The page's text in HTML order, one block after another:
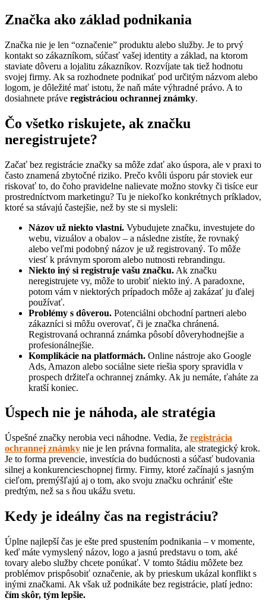
Značka ako základ podnikania
Značka nie je len “označenie” produktu alebo služby. Je to prvý
kontakt so zákazníkom, súčasť vašej identity a základ, na ktorom
staviate dôveru a lojalitu zákazníkov. Rozvíjate tak tiež hodnotu
svojej firmy. Ak sa rozhodnete podnikať pod určitým názvom alebo
logom, je dôležité mať istotu, že naň máte výhradné právo. A to
dosiahnete práve registráciou ochrannej známky.
Čo všetko riskujete, ak značku
neregistrujete?
Začať bez registrácie značky sa môže zdať ako úspora, ale v praxi to
často znamená zbytočné riziko. Prečo kvôli úsporu pár stoviek eur
riskovať to, do čoho pravidelne nalievate možno stovky či tisíce eur
prostredníctvom marketingu? Tu je niekoľko konkrétnych príkladov,
ktoré sa stávajú častejšie, než by ste si mysleli:
Názov už niekto vlastní. Vybudujete značku, investujete do
webu, vizuálov a obalov – a následne zistíte, že rovnaký
alebo veľmi podobný názov je už registrovaný. To môže
viesť k právnym sporom alebo nutnosti rebrandingu.
Niekto iný si registruje vašu značku. Ak značku
neregistrujete vy, môže to urobiť niekto iný. A paradoxne,
potom vám v niektorých prípadoch môže aj zakázať ju ďalej
používať.
Problémy s dôverou. Potenciálni obchodní partneri alebo
zákazníci si môžu overovať, či je značka chránená.
Registrovaná ochranná známka pôsobí dôveryhodnejšie a
profesionálnejšie.
Komplikácie na platformách. Online nástroje ako Google
Ads, Amazon alebo sociálne siete riešia spory spravidla v
prospech držiteľa ochrannej známky. Ak ju nemáte, ťaháte za
kratší koniec.
Úspech nie je náhoda, ale stratégia
Úspešné značky nerobia veci náhodne. Vedia, že registrácia
ochrannej známky nie je len právna formalita, ale strategický krok.
Je to forma prevencie, investícia do budúcnosti a súčasť budovania
silnej a konkurencieschopnej firmy. Firmy, ktoré začínajú s jasným
cieľom, premýšľajú aj o tom, ako svoju značku ochrániť ešte
predtým, než sa s ňou ukážu svetu.
Kedy je ideálny čas na registráciu?
Úplne najlepší čas je ešte pred spustením podnikania – v momente,
keď máte vymyslený názov, logo a jasnú predstavu o tom, aké
tovary alebo služby chcete ponúkať. V tomto štádiu môžete bez
problémov prispôsobiť označenie, ak by prieskum ukázal konflikt s
inými značkami. Ak však už podnikáte bez registrácie, platí jedno:
čím skôr, tým lepšie.